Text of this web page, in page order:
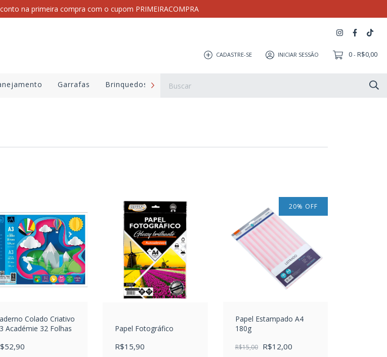
na primeira compra com o cupom PRIMEIRACOMPRA
CADASTRE-SE INICIAR SESSÃO 0 - R$0,00
Garrafas Brinquedos Artesanato Eletrônicos
Colado Criativo
Académie 32 Folhas
Papel Fotográfico
R$15,90
20% OFF
Papel Estampado A4
180g
R$15,00 R$12,00